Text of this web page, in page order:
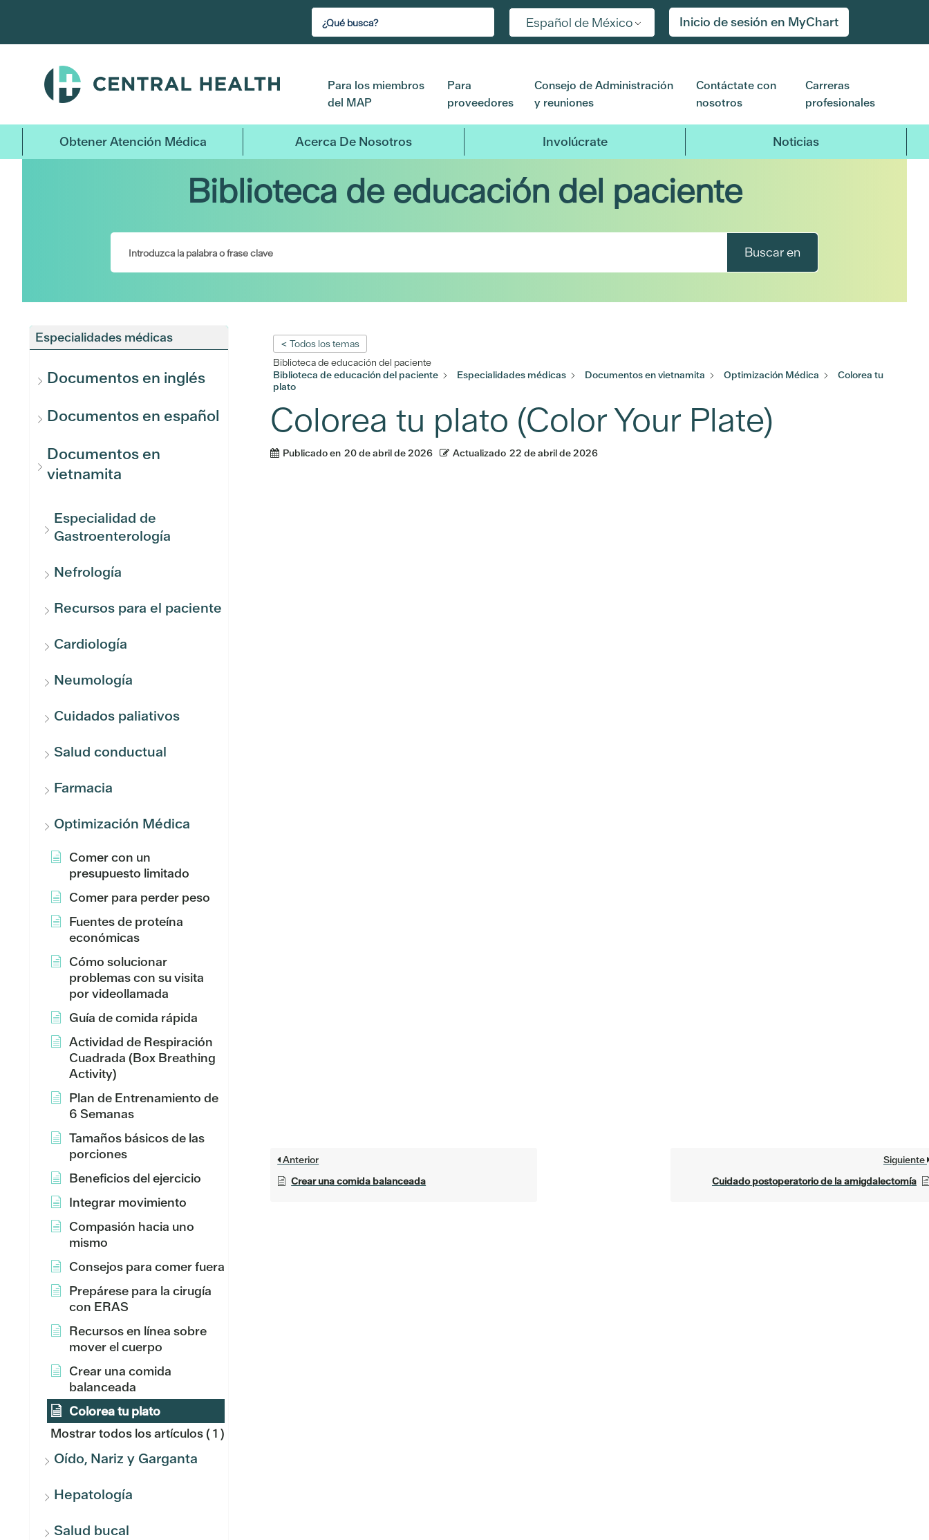
contenido
Español de México Inicio de sesión en MyChart
Para los miembros
del MAP
Para
proveedores
Consejo de Administración
y reuniones
Contáctate con
nosotros
Carreras
profesionales
Obtener Atención Médica Acerca De Nosotros Involúcrate Noticias
Biblioteca de educación del paciente
Buscar en
Especialidades médicas
Documentos en inglés
Documentos en español
Documentos en
vietnamita
Especialidad de
Gastroenterología
Nefrología
Recursos para el paciente
Cardiología
Neumología
Cuidados paliativos
Salud conductual
Farmacia
Optimización Médica
Comer con un
presupuesto limitado
Comer para perder peso
Fuentes de proteína
económicas
Cómo solucionar
problemas con su visita
por videollamada
Guía de comida rápida
Actividad de Respiración
Cuadrada (Box Breathing
Activity)
Plan de Entrenamiento de
6 Semanas
Tamaños básicos de las
porciones
Beneficios del ejercicio
Integrar movimiento
Compasión hacia uno
mismo
Consejos para comer fuera
Prepárese para la cirugía
con ERAS
Recursos en línea sobre
mover el cuerpo
Crear una comida
balanceada
Colorea tu plato
Mostrar todos los artículos( 1 )
Oído, Nariz y Garganta
Hepatología
Salud bucal
< Todos los temas
Biblioteca de educación del paciente
Biblioteca de educación del paciente
Especialidades médicas Documentos en vietnamita Optimización Médica
Colorea tu
plato
Colorea tu plato (Color Your Plate)
Publicado en 20 de abril de 2026 Actualizado 22 de abril de 2026
Anterior
Crear una comida balanceada
Siguiente
Cuidado postoperatorio de la amigdalectomía